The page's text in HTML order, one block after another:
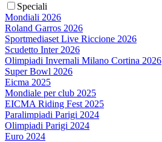
Speciali
Mondiali 2026
Roland Garros 2026
Sportmediaset Live Riccione 2026
Scudetto Inter 2026
Olimpiadi Invernali Milano Cortina 2026
Super Bowl 2026
Eicma 2025
Mondiale per club 2025
EICMA Riding Fest 2025
Paralimpiadi Parigi 2024
Olimpiadi Parigi 2024
Euro 2024